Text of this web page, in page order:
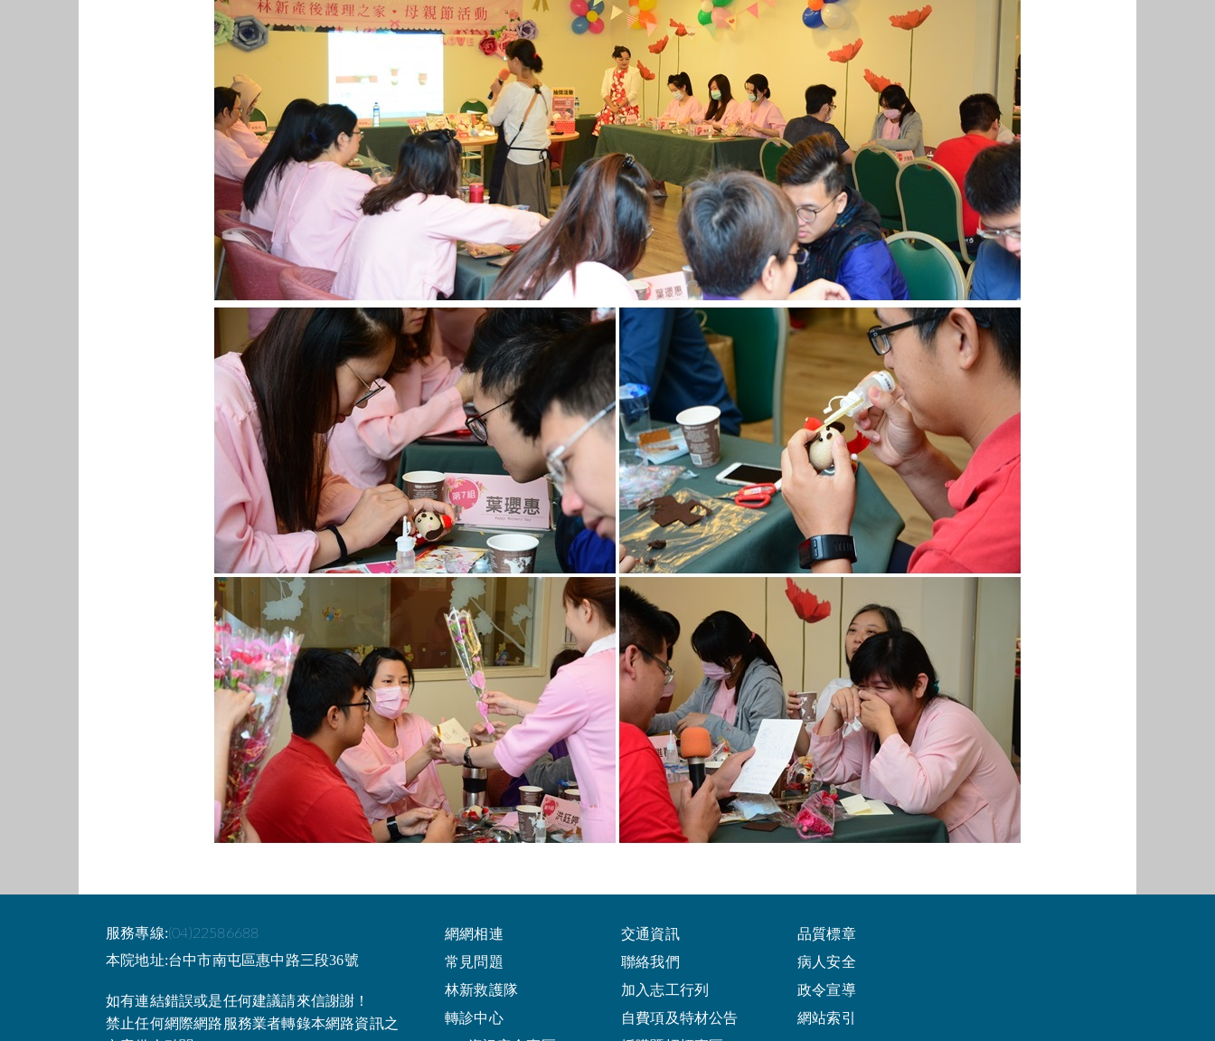
服務專線:(04)22586688
本院地址:台中市南屯區惠中路三段36號
如有連結錯誤或是任何建議請來信謝謝！
禁止任何網際網路服務業者轉錄本網路資訊之
網網相連
常見問題
林新救護隊
轉診中心
交通資訊
聯絡我們
加入志工行列
自費項及特材公告
品質標章
病人安全
政令宣導
網站索引